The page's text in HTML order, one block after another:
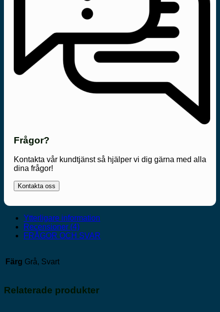
Frågor?
Kontakta vår kundtjänst så hjälper vi dig gärna med alla
dina frågor!
Kontakta oss
Ytterligare information
Recensioner (4)
FRÅGOR OCH SVAR
Färg Grå, Svart
Relaterade produkter